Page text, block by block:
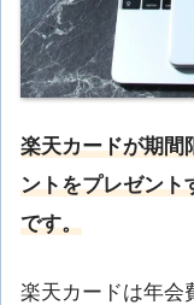
楽天カードが期間
ントをプレゼント
です。
楽天カードは年会